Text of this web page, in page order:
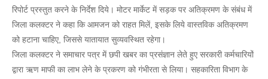
रिपोर्ट प्रस्तुत करने के निर्देश दिये। मोटर मार्केट में सड़क पर अतिक्रमण के संबंध में
जिला कलक्टर ने कहा कि आमजन को राहत मिलें, इसके लिये वास्तविक अतिक्रमण
को हटाना चाहिए, जिससे यातायात सुव्यवस्थित रहेगा।
जिला कलक्टर ने समाचार पत्र में छपी खबर का प्रसंज्ञान लेते हुए सरकारी कर्मचारियों
द्वारा ऋण माफी का लाभ लेने के प्रकरण को गंभीरता से लिया। सहकारिता विभाग के